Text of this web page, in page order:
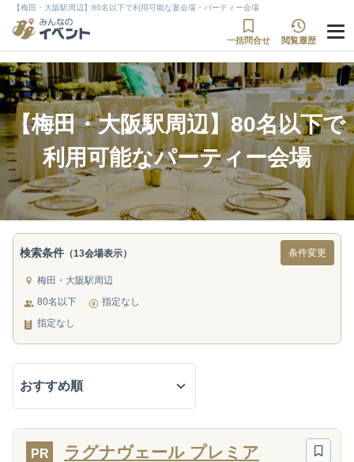
【梅田・大阪駅周辺】80名以下で利用可能な宴会場・パーティー会場
一括問合せ 閲覧履歴
【梅田・大阪駅周辺】80名以下で
利用可能なパーティー会場
検索条件 （13会場表示） 条件変更
梅田・大阪駅周辺
80名以下
指定なし
指定なし
PR ラグナヴェール プレミア